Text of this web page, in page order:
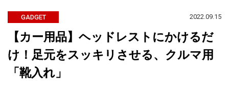
GADGET 2022.09.15
【カー用品】ヘッドレストにかけるだ
け！足元をスッキリさせる、クルマ用
「靴入れ」